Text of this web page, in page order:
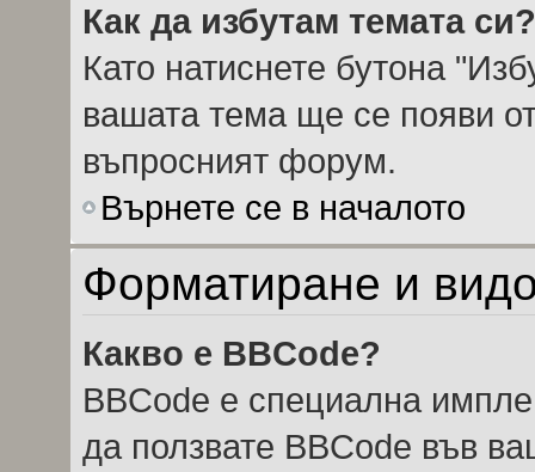
Как да избутам темата си?
Като натиснете бутона
вашата тема ще се появи
въпросният форум.
Върнете се в началото
Форматиране и
Какво е BBCode?
BBCode е специална
да ползвате BBCode във